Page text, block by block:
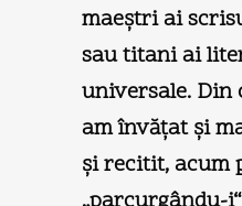
maeştri ai
sau titani ai
universale.
am învăţat şi
şi recitit, acum